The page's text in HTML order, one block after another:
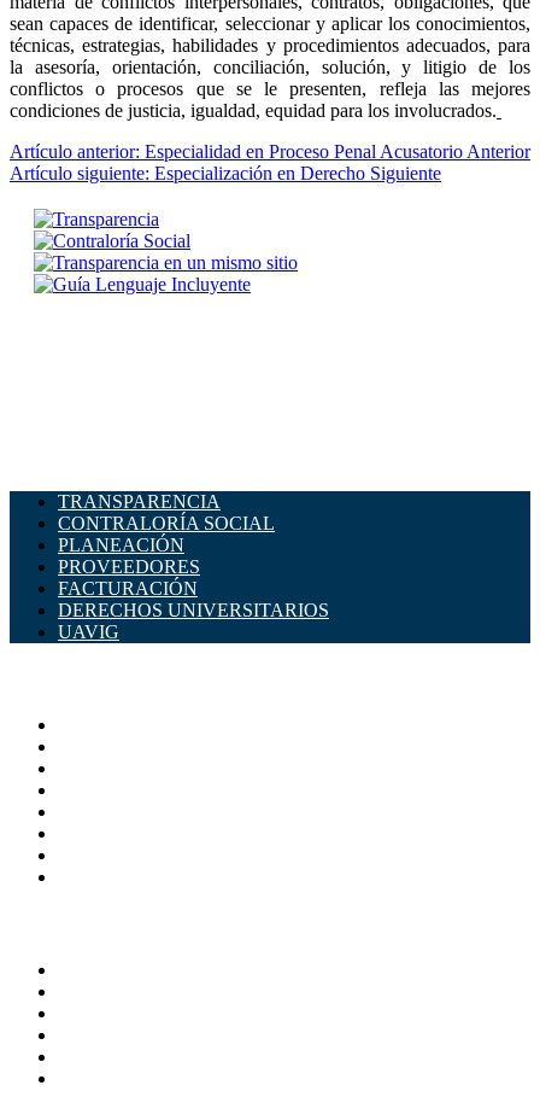
sean capaces de identificar, seleccionar y aplicar los conocimientos,
técnicas, estrategias, habilidades y procedimientos adecuados, para
la asesoría, orientación, conciliación, solución, y litigio de los
conflictos o procesos que se le presenten, refleja las mejores
condiciones de justicia, igualdad, equidad para los involucrados.
Artículo anterior: Especialidad en Proceso Penal Acusatorio Anterior
Artículo siguiente: Especialización en Derecho Siguiente
TRANSPARENCIA
CONTRALORÍA SOCIAL
PLANEACIÓN
PROVEEDORES
FACTURACIÓN
DERECHOS UNIVERSITARIOS
UAVIG